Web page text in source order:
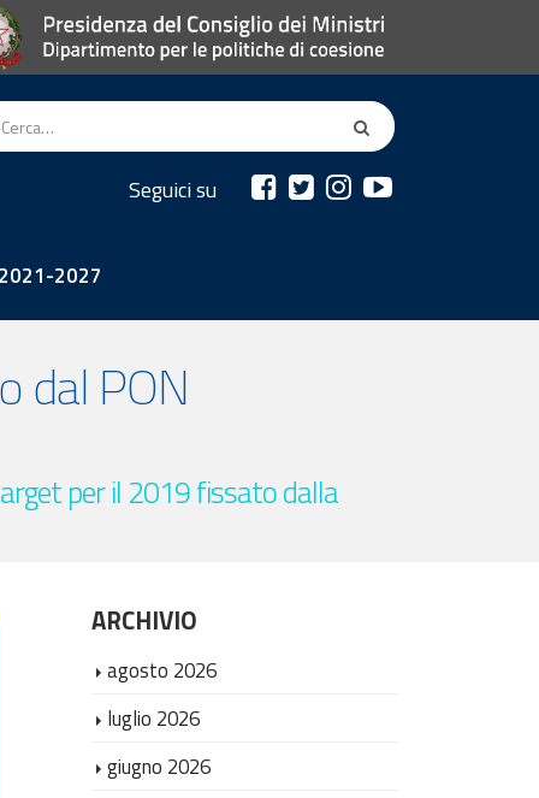
Seguici su
2021-2027
dal PON
per il 2019 fissato dalla
ARCHIVIO
agosto 2026
luglio 2026
giugno 2026